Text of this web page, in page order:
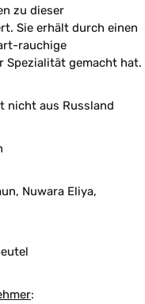
zu dieser
Sie erhält durch einen
rauchige
Spezialität gemacht hat.
nicht aus Russland
Nuwara Eliya,
: